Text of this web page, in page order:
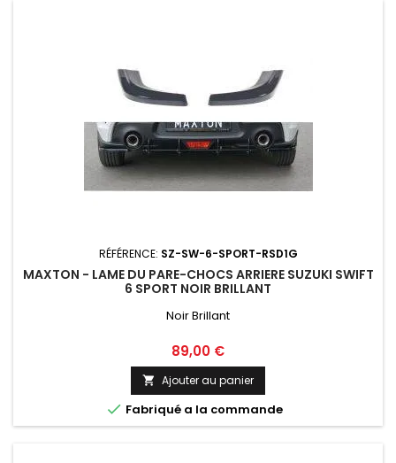
RÉFÉRENCE: SZ-SW-6-SPORT-RSD1G
MAXTON - LAME DU PARE-CHOCS ARRIERE SUZUKI SWIFT
6 SPORT NOIR BRILLANT
Noir Brillant
Prix
89,00 €
 Ajouter au panier
 Fabriqué a la commande